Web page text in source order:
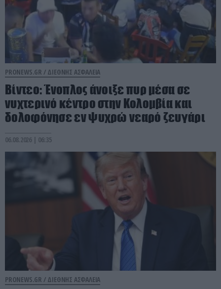
PRONEWS.GR / ΔΙΕΘΝΗΣ ΑΣΦΑΛΕΙΑ
Βίντεο: Ένοπλος άνοιξε πυρ μέσα σε
νυχτερινό κέντρο στην Κολομβία και
δολοφόνησε εν ψυχρώ νεαρό ζευγάρι
06.08.2026 | 06:35
PRONEWS.GR / ΔΙΕΘΝΗΣ ΑΣΦΑΛΕΙΑ